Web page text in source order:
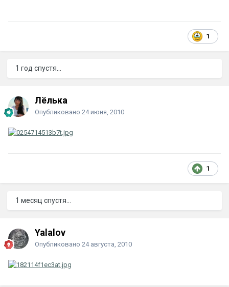
1
1 год спустя...
Лёлька
Опубликовано 24 июня, 2010
1
1 месяц спустя...
Yalalov
Опубликовано 24 августа, 2010